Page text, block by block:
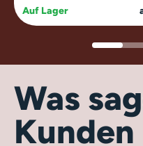
Auf Lager
Was
Kunden